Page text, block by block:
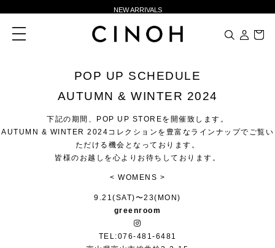
NEW ARRIVALS
新規会員登録500ポイントプレゼント
ニュースレター登録で¥1,000クーポン進呈
toggle
navigation
POP UP SCHEDULE
AUTUMN & WINTER 2024
下記の期間、POP UP STOREを開催致します。
AUTUMN & WINTER 2024コレクションを豊富なラインナップでご覧い
ただける機会となっております。
皆様のお越しを心よりお待ちしております。
< WOMENS >
9.21(SAT)〜23(MON)
greenroom
TEL:076-481-6481